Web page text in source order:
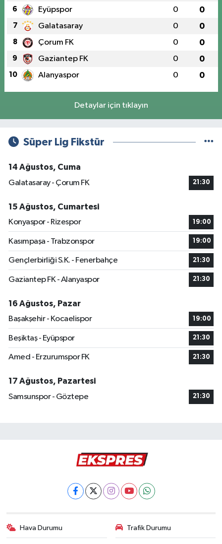
6 Eyüpspor 0 0
7 Galatasaray 0 0
8 Çorum FK 0 0
9 Gaziantep FK 0 0
10 Alanyaspor 0 0
Detaylar için tıklayın
Süper Lig Fikstür
14 Ağustos, Cuma
Galatasaray - Çorum FK
21:30
15 Ağustos, Cumartesi
Konyaspor - Rizespor
19:00
Kasımpaşa - Trabzonspor 19:00
Gençlerbirliği S.K. - Fenerbahçe 21:30
Gaziantep FK - Alanyaspor 21:30
16 Ağustos, Pazar
Başakşehir - Kocaelispor
19:00
Beşiktaş - Eyüpspor 21:30
Amed - Erzurumspor FK 21:30
17 Ağustos, Pazartesi
Samsunspor - Göztepe
21:30
Hava Durumu Trafik Durumu